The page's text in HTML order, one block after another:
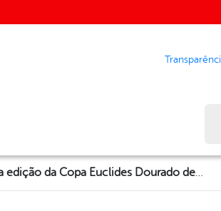
Primeira edição da Copa Euclides Dourado de Basquetebol começa amanhã (20)